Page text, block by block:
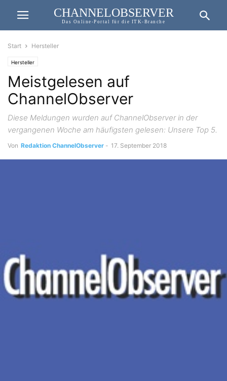
CHANNELOBSERVER
Das Online-Portal für die ITK-Branche
Start Hersteller
Hersteller
Meistgelesen auf
ChannelObserver
Diese Meldungen wurden auf ChannelObserver in der
vergangenen Woche am häufigsten gelesen: Unsere Top 5.
Von Redaktion ChannelObserver - 17. September 2018